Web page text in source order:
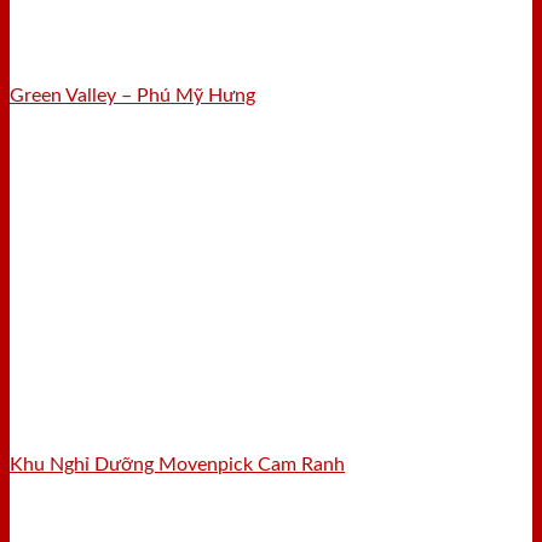
Green Valley – Phú Mỹ Hưng
Khu Nghỉ Dưỡng Movenpick Cam Ranh